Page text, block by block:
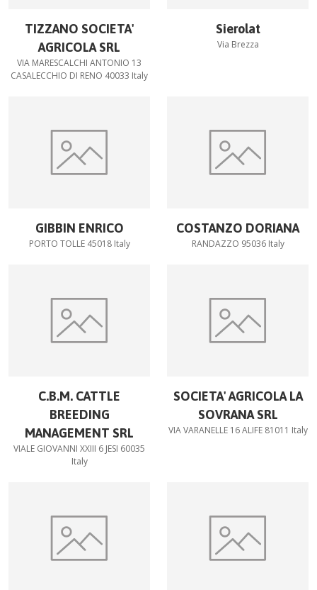
TIZZANO SOCIETA'
AGRICOLA SRL
VIA MARESCALCHI ANTONIO 13
CASALECCHIO DI RENO 40033 Italy
Sierolat
Via Brezza
GIBBIN ENRICO
PORTO TOLLE 45018 Italy
COSTANZO DORIANA
RANDAZZO 95036 Italy
C.B.M. CATTLE
BREEDING
MANAGEMENT SRL
VIALE GIOVANNI XXIII 6 JESI 60035
Italy
SOCIETA' AGRICOLA LA
SOVRANA SRL
VIA VARANELLE 16 ALIFE 81011 Italy